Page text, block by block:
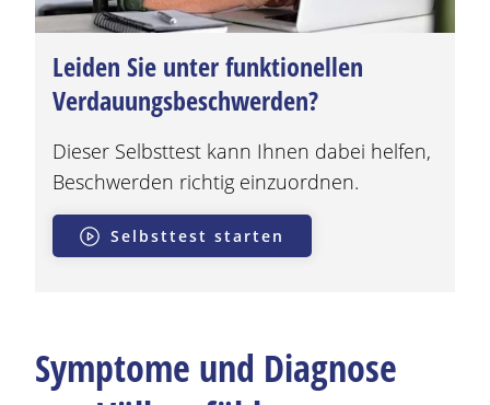
Leiden Sie unter funktionellen
Verdauungsbeschwerden?
Dieser Selbsttest kann Ihnen dabei helfen,
Beschwerden richtig einzuordnen.
Selbsttest starten
Symptome und Diagnose